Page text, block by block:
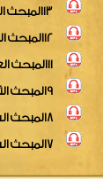
13المبحث الثاني عشر: عقيدة العلامة الألباني في وجوب إقامة الحجة قبل تكفير المعين
12المبحث الحادي عشر: عقيدة العلامة الألباني في الخروج على الحاكم ومسائل الجهاد
11المبحث العاشر: عقيدة العلامة الألباني في الحكم بغير ما أنزل الله
9المبحث الثامن: عقيدة العلامة الألباني في الصحابة وحكم الطعن فيهم
8المبحث السابع: عقيدة العلامة الألباني في اليوم الآخر وما يتعلق به
7المبحث السادس: عقيدة العلامة الألباني في الإيمان بالقدر خيره وشره